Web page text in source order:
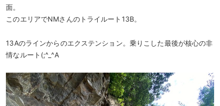
面。
このエリアでNMさんのトライルート13B。
13Aのラインからのエクステンション。乗りこした最後が核心の非
情なルート(;^_^A